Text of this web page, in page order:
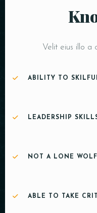
Velit eius illo a
ABILITY TO
LEADERSHIP
NOT A LONE WOLF
ABLE TO TAKE